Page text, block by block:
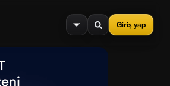
Giriş yap